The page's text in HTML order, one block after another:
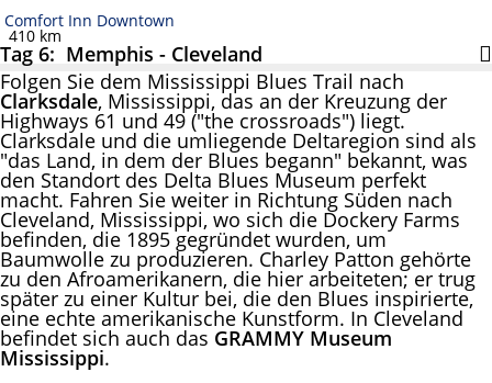
Comfort Inn Downtown
410 km
Tag 6: Memphis - Cleveland
Folgen Sie dem Mississippi Blues Trail nach
Clarksdale, Mississippi, das an der Kreuzung der
Highways 61 und 49 ("the crossroads") liegt.
Clarksdale und die umliegende Deltaregion sind als
"das Land, in dem der Blues begann" bekannt, was
den Standort des Delta Blues Museum perfekt
macht. Fahren Sie weiter in Richtung Süden nach
Cleveland, Mississippi, wo sich die Dockery Farms
befinden, die 1895 gegründet wurden, um
Baumwolle zu produzieren. Charley Patton gehörte
zu den Afroamerikanern, die hier arbeiteten; er trug
später zu einer Kultur bei, die den Blues inspirierte,
eine echte amerikanische Kunstform. In Cleveland
befindet sich auch das GRAMMY Museum
Mississippi.